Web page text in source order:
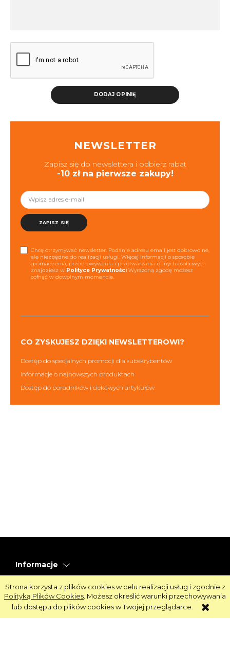
Strona korzysta z plików cookies w celu realizacji usług i zgodnie z
Polityką Plików Cookies . Możesz określić warunki przechowywania
lub dostępu do plików cookies w Twojej przeglądarce.
DODAJ OPINIĘ
NEWSLETTER
Zapisz się do newslettera i odbierz rabat
-10 zł na pierwsze zakupy!
ZAPISZ SIĘ
Chcę otrzymywać newsletter. Podanie adresu email jest dobrowolne,
ale niezbędne do realizacji usługi. Więcej informacji o sposobie
gromadzenia, przechowywania i przetwarzania danych osobowych
znajdziesz w Polityce Prywatności Wyrażoną zgodę możesz
cofnąć w dowolnym momencie.
CO ZYSKUJESZ DZIĘKI NEWSLETTEROWI?
Dostęp do specjalnych promocji dla subskrybentów
Informacje o najnowszych produktach
Dostęp do poradników i ciekawych artykułów
Informacje
Obsługa
Strefa Klienta